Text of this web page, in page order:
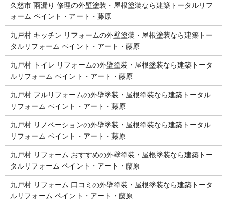
久慈市 雨漏り 修理の外壁塗装・屋根塗装なら建築トータルリフ
ォーム ペイント・アート・藤原
九戸村 キッチン リフォームの外壁塗装・屋根塗装なら建築トー
タルリフォーム ペイント・アート・藤原
九戸村 トイレ リフォームの外壁塗装・屋根塗装なら建築トータ
ルリフォーム ペイント・アート・藤原
九戸村 フルリフォームの外壁塗装・屋根塗装なら建築トータル
リフォーム ペイント・アート・藤原
九戸村 リノベーションの外壁塗装・屋根塗装なら建築トータル
リフォーム ペイント・アート・藤原
九戸村 リフォーム おすすめの外壁塗装・屋根塗装なら建築トー
タルリフォーム ペイント・アート・藤原
九戸村 リフォーム 口コミの外壁塗装・屋根塗装なら建築トータ
ルリフォーム ペイント・アート・藤原